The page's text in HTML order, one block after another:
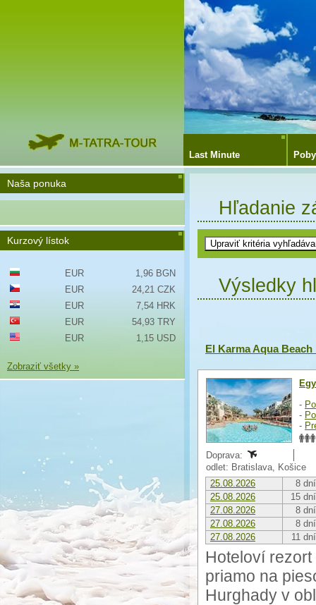
Last Minute
Hľadanie
Výsledky
El Karma Aqua Beach
-
-
-
Doprava:
odlet: Bratislava, Košice
25.08.2026
8 dní
25.08.2026
15 dní
27.08.2026
8 dní
27.08.2026
8 dní
27.08.2026
11 dní
Hoteloví
priamo na
Hurghady v
Naša ponuka
Kurzový lístok
EUR
1,96 BGN
EUR
24,21 CZK
EUR
7,54 HRK
EUR
54,93 TRY
EUR
1,15 USD
Zobraziť všetky »